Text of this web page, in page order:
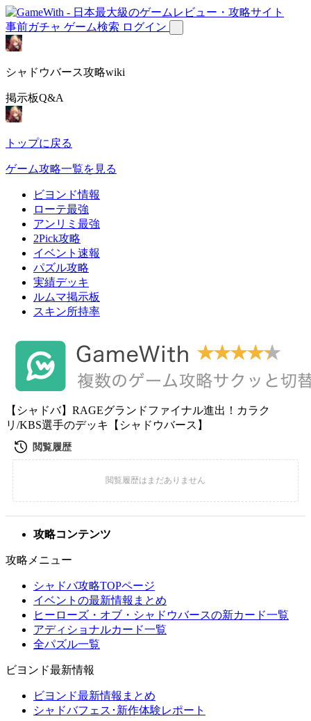
事前ガチャ ゲーム検索 ログイン
シャドウバース攻略wiki
掲示板Q&A
トップに戻る
ゲーム攻略一覧を見る
ビヨンド情報
ローテ最強
アンリミ最強
2Pick攻略
イベント速報
パズル攻略
実績デッキ
ルムマ掲示板
スキン所持率
【シャドバ】RAGEグランドファイナル進出！カラク
リ/KBS選手のデッキ【シャドウバース】
攻略コンテンツ
攻略メニュー
シャドバ攻略TOPページ
イベントの最新情報まとめ
ヒーローズ・オブ・シャドウバースの新カード一覧
アディショナルカード一覧
全パズル一覧
ビヨンド最新情報
ビヨンド最新情報まとめ
シャドバフェス･新作体験レポート